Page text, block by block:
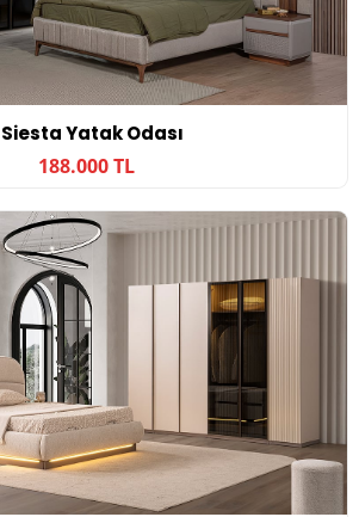
Siesta Yatak Odası
188.000 TL